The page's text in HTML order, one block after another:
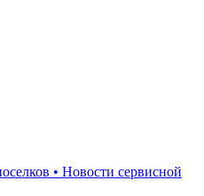
• Новости сервисной